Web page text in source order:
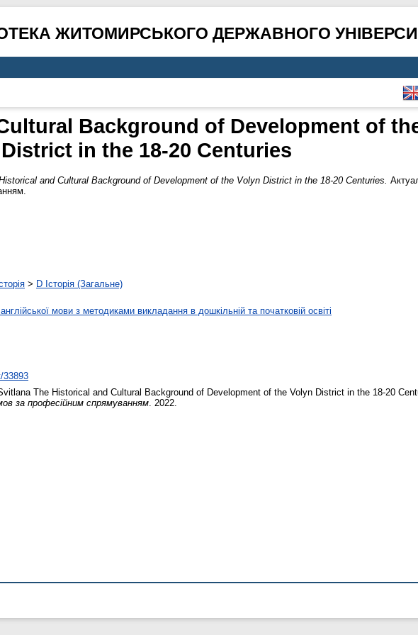
ЖИТОМИРСЬКОГО ДЕРЖАВНОГО
Background of Development of
District in the 18-20 Centuries
and Cultural Background of Development of the Volyn District in the 18-20 Centuries.
> D Історія (Загальне)
мови з методиками викладання в дошкільній та початковій освіті
33893
The Historical and Cultural Background of Development of the Volyn District in the 18-20
за професійним спрямуванням. 2022.